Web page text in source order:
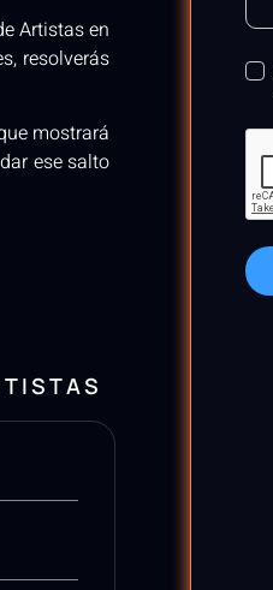
Artistas en
resolverás
mostrará
ese salto